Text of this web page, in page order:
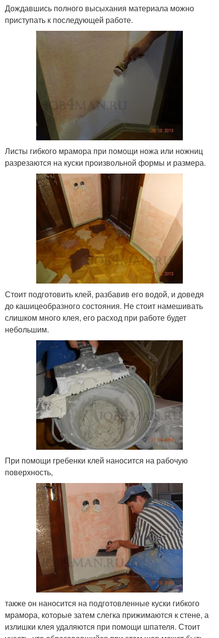
Дождавшись полного высыхания материала можно
приступать к последующей работе.
Листы гибкого мрамора при помощи ножа или ножниц
разрезаются на куски произвольной формы и размера.
Стоит подготовить клей, разбавив его водой, и доведя
до кашицеобразного состояния. Не стоит намешивать
слишком много клея, его расход при работе будет
небольшим.
При помощи гребенки клей наносится на рабочую
поверхность,
также он наносится на подготовленные куски гибкого
мрамора, которые затем слегка прижимаются к стене, а
излишки клея удаляются при помощи шпателя. Стоит